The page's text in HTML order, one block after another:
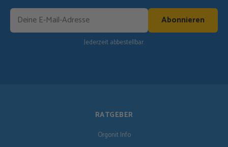
Abonnieren
Jederzeit abbestellbar.
RATGEBER
Orgonit Info